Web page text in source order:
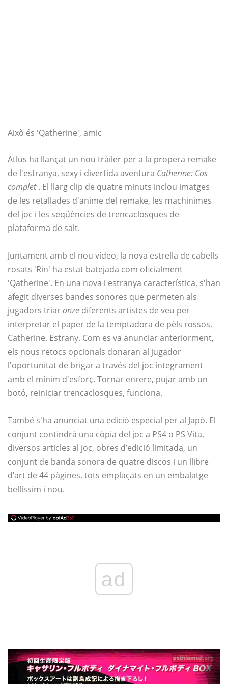
Això és 'Qatherine', amic
Atlus ha llançat un nou tràiler per a la propera remake
de l'estranya, sexy i divertida aventura Catherine: Cos
complet. El llarg clip de quatre minuts inclou imatges
de les retallades d'anime del remake, les machinimes
del joc i les seqüències de trencaclosques de
plataforma de salt.
Juntament amb el nou vídeo, la nova estrella de cabells
rosats 'Rin' ha estat batejada com oficialment
'Qatherine'. En una nova i estranya característica, s'han
afegit diverses bandes sonores que permeten als
jugadors triaronze diferents artistes de veu per
interpretar el paper de la temptadora de pèls rossos,
Catherine. Estrany. Com es va anunciar anteriorment,
els nous retocs opcionals donaran al jugador
l'oportunitat de brigar a través del joc íntegrament
amb el mínim d'esforç. Tornar enrere, pujar amb un
botó, reiniciar trencaclosques, funciona.
També s'ha anunciat una edició especial per al Japó. El
conjunt contindrà una còpia del joc a PS4 o PS Vita,
diversos articles al joc, obres d’edició limitada, un
conjunt de banda sonora de quatre discos i un llibre
d’art de 44 pàgines, tots emplaçats en un embalatge
bellíssim i nou.
ad